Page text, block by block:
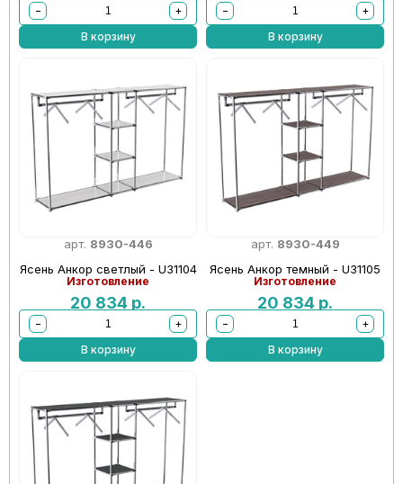
−
+
В корзину
−
+
В корзину
арт. 8930-446
Ясень Анкор светлый - U31104
Изготовление
20 834 р.
−
+
В корзину
арт. 8930-449
Ясень Анкор темный - U31105
Изготовление
20 834 р.
−
+
В корзину